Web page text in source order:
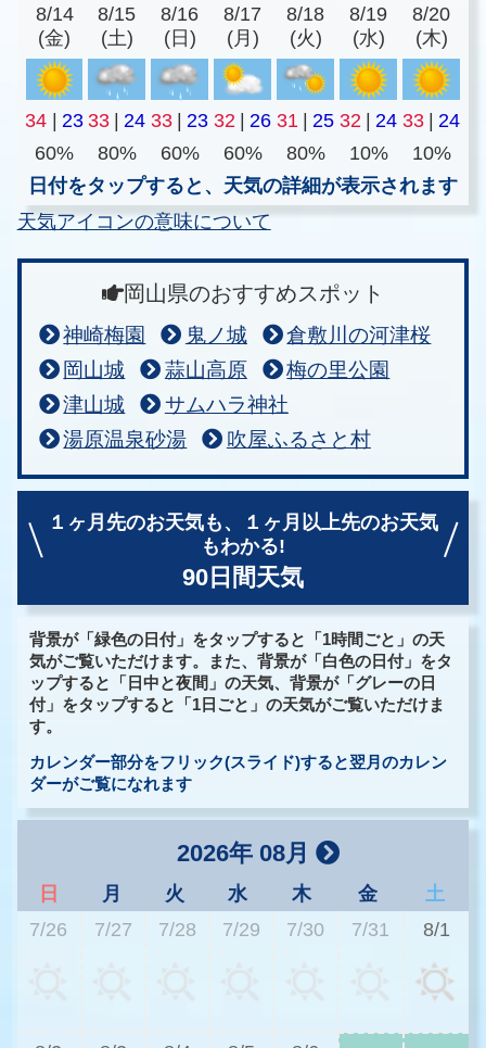
8/14
(金)
8/15
(土)
8/16
(日)
8/17
(月)
8/18
(火)
8/19
(水)
8/20
(木)
34 | 23 33 | 24 33 | 23 32 | 26 31 | 25 32 | 24 33 | 24
60%
80% 60% 60% 80% 10%
10%
日付をタップすると、天気の詳細が表示されます
天気アイコンの意味について
岡山県のおすすめスポット
神崎梅園 鬼ノ城
倉敷川の河津桜
岡山城
蒜山高原
梅の里公園
津山城
サムハラ神社
湯原温泉砂湯
吹屋ふるさと村
１ヶ月先のお天気も、
１ヶ月以上先のお天気
もわかる!
90日間天気
背景が「緑色の日付」をタップすると「1時間ごと」の天
気がご覧いただけます。また、背景が「白色の日付」をタ
ップすると「日中と夜間」の天気、背景が「グレーの日
付」をタップすると「1日ごと」の天気がご覧いただけま
す。
カレンダー部分をフリック(スライド)すると翌月のカレン
ダーがご覧になれます
2026年 08月
日 月 火 水 木 金
土
7/26
7/27 7/28 7/29 7/30 7/31 8/1